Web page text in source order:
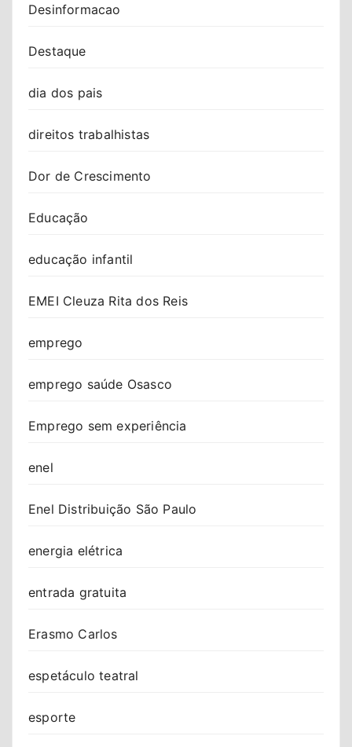
Desinformacao
Destaque
dia dos pais
direitos trabalhistas
Dor de Crescimento
Educação
educação infantil
EMEI Cleuza Rita dos Reis
emprego
emprego saúde Osasco
Emprego sem experiência
enel
Enel Distribuição São Paulo
energia elétrica
entrada gratuita
Erasmo Carlos
espetáculo teatral
esporte